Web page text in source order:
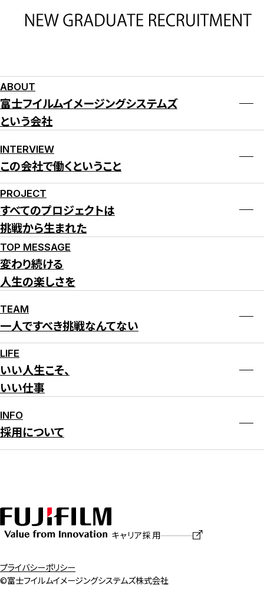
ABOUT
富士フイルムイメージングシステムズ
という会社
INTERVIEW
この会社で働くということ
PROJECT
すべてのプロジェクトは
挑戦から生まれた
TOP MESSAGE
変わり続ける
人生の楽しさを
TEAM
一人ですべき挑戦なんてない
LIFE
いい人生こそ、
いい仕事
INFO
採用について
キャリア採用
プライバシーポリシー
©富士フイルムイメージングシステムズ株式会社